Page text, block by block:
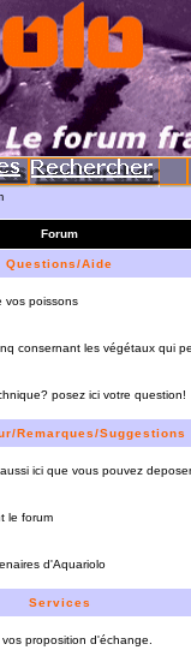
Forum
Questions/Aide
vos poissons
consernant les végétaux qui
posez ici votre question!
Remarques/Suggestions
ici que vous pouvez
le forum
d'Aquariolo
Services
proposition d'échange.